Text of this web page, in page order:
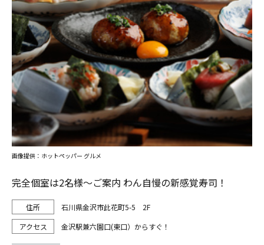
完全個室は2名様～ご案内 わん自慢の新感覚寿司！
石川県金沢市此花町5-5 2F
金沢駅兼六園口(東口）からすぐ！
画像提供：ホットペッパー グルメ